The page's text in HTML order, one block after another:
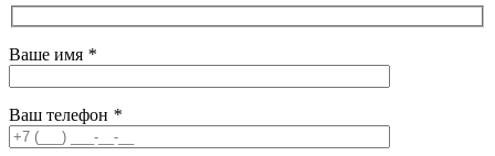
Ваше имя *
Ваш телефон *